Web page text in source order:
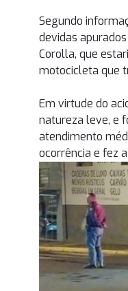
Segundo
devidas
Corolla, que
motocicleta que
Em virtude do
natureza leve, e
atendimento
ocorrência e fez